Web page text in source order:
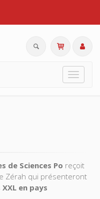
Toggle
de Sciences Po reçoit
Zérah qui présenteront
en pays